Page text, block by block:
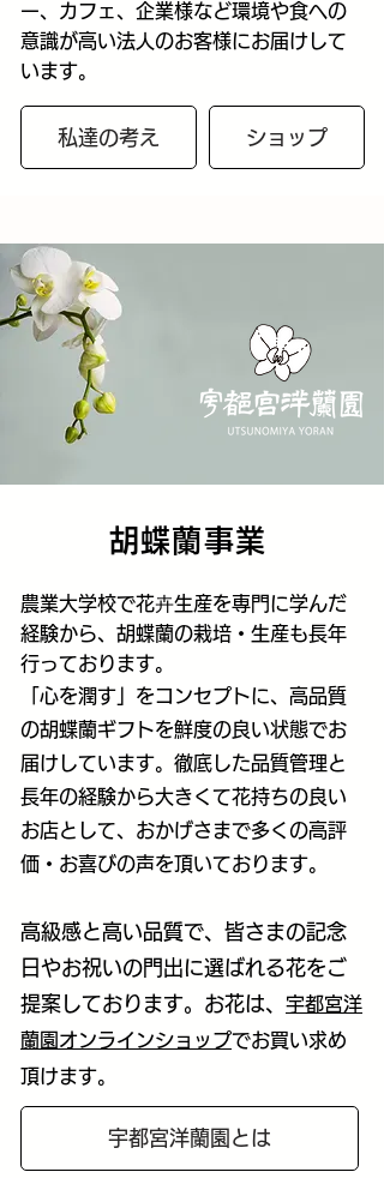
ー、カフェ、企業様など環境や食への
意識が高い法人のお客様にお届けして
います。
私達の考え ショップ
胡蝶蘭事業
農業大学校で花卉生産を専門に学んだ
経験から、胡蝶蘭の栽培・生産も長年
行っております。
「心を潤す」をコンセプトに、高品質
の胡蝶蘭ギフトを鮮度の良い状態でお
届けしています。徹底した品質管理と
長年の経験から大きくて花持ちの良い
お店として、 おかげさまで多くの高評
価・お喜びの声を頂いております。
高級感と高い品質で、皆さまの記念
日やお祝いの門出に選ばれる花をご
提案しております。お花は、 宇都宮洋
蘭園オンラインショップでお買い求め
頂けます。
宇都宮洋蘭園とは